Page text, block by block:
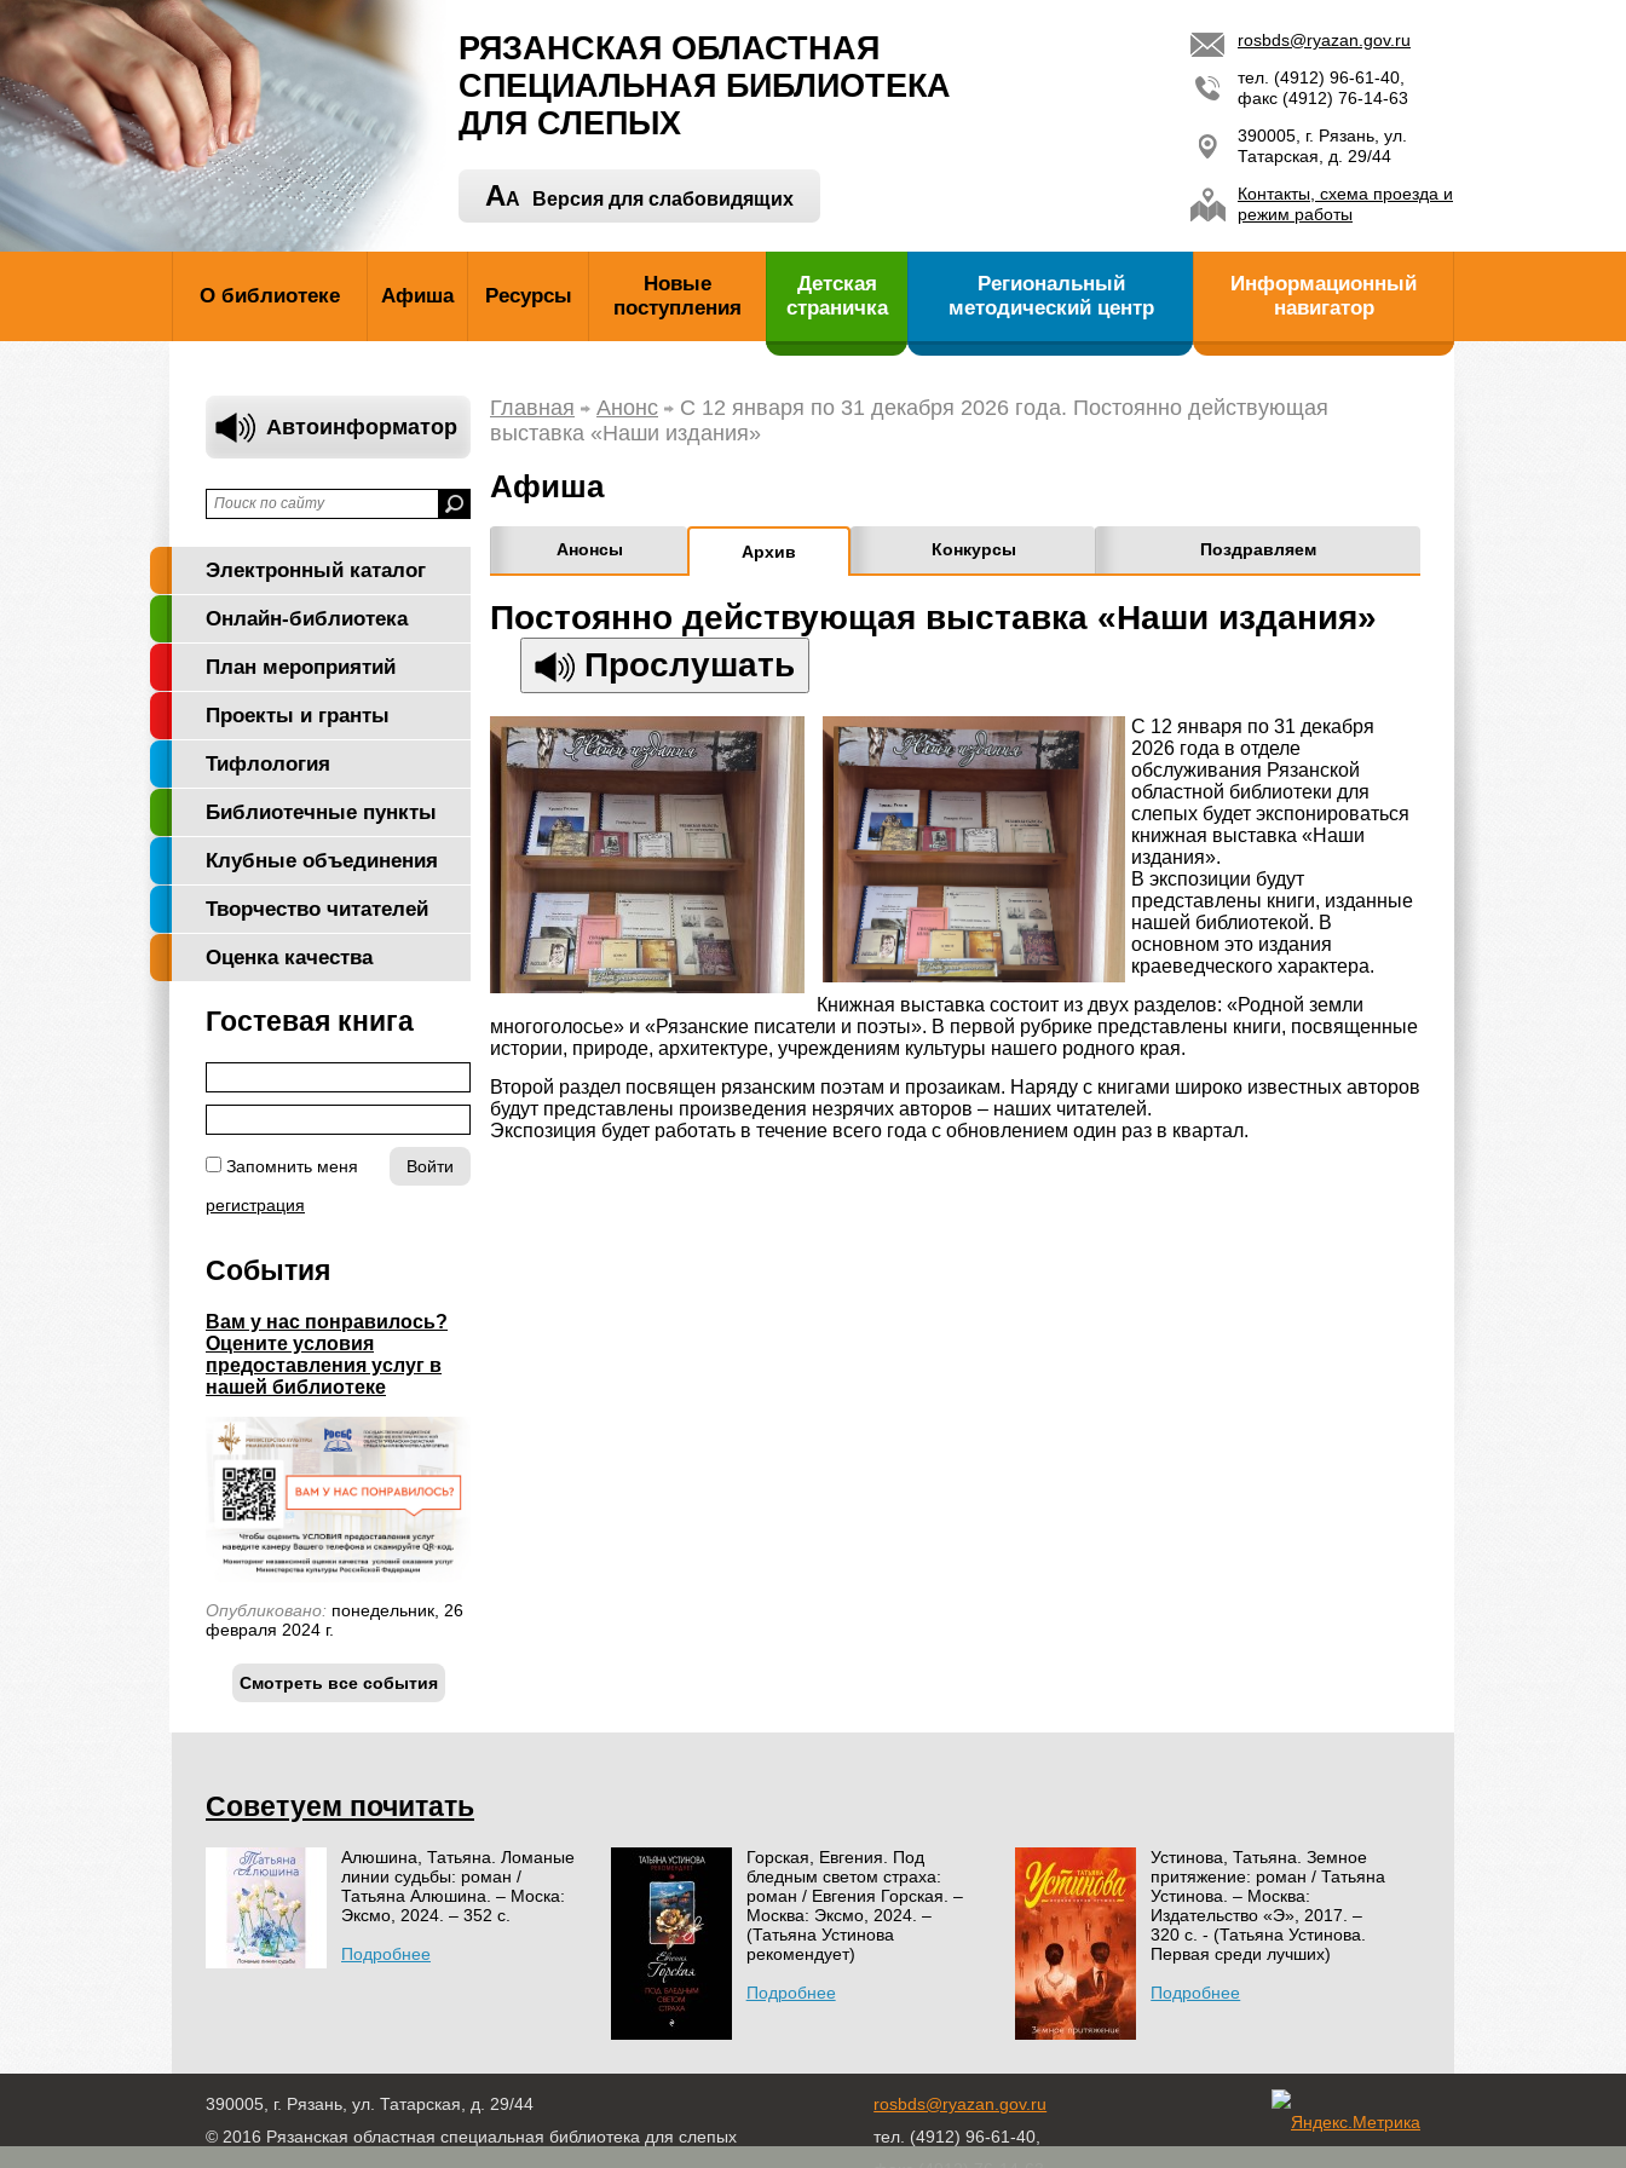
РЯЗАНСКАЯ ОБЛАСТНАЯ
СПЕЦИАЛЬНАЯ БИБЛИОТЕКА
ДЛЯ СЛЕПЫХ
AA Версия для слабовидящих
rosbds@ryazan.gov.ru
тел. (4912) 96-61-40,
факс (4912) 76-14-63
390005, г. Рязань, ул.
Татарская, д. 29/44
Контакты, схема проезда и
режим работы
О библиотеке Афиша Ресурсы
Новые
поступления
Детская
страничка
Региональный
методический центр
Информационный
навигатор
Автоинформатор
Электронный каталог
Онлайн-библиотека
"Логос"
План мероприятий
Проекты и гранты
Тифлология
Библиотечные пункты
Клубные объединения
Творчество читателей
Оценка качества
Гостевая книга
Запомнить меня
регистрация
События
Вам у нас понравилось?
Оцените условия
предоставления услуг в
нашей библиотеке
Опубликовано: понедельник, 26
февраля 2024 г.
Смотреть все события
Главная Анонс
С 12 января по 31 декабря 2026 года. Постоянно действующая
выставка «Наши издания»
Афиша
Анонсы Архив Конкурсы Поздравляем
Постоянно действующая выставка «Наши издания»
Прослушать
С 12 января по 31 декабря
2026 года в отделе
обслуживания Рязанской
областной библиотеки для
слепых будет экспонироваться
книжная выставка «Наши
издания».
В экспозиции будут
представлены книги, изданные
нашей библиотекой. В
основном это издания
краеведческого характера.
Книжная выставка состоит из двух разделов: «Родной земли
многоголосье» и «Рязанские писатели и поэты». В первой рубрике представлены книги, посвященные
истории, природе, архитектуре, учреждениям культуры нашего родного края.
Второй раздел посвящен рязанским поэтам и прозаикам. Наряду с книгами широко известных авторов
будут представлены произведения незрячих авторов – наших читателей.
Экспозиция будет работать в течение всего года с обновлением один раз в квартал.
Советуем почитать
Алюшина, Татьяна. Ломаные
линии судьбы: роман /
Татьяна Алюшина. – Моска:
Эксмо, 2024. – 352 с.
Подробнее
Горская, Евгения. Под
бледным светом страха:
роман / Евгения Горская. –
Москва: Эксмо, 2024. –
(Татьяна Устинова
рекомендует)
Подробнее
Устинова, Татьяна. Земное
притяжение: роман / Татьяна
Устинова. – Москва:
Издательство «Э», 2017. –
320 с. - (Татьяна Устинова.
Первая среди лучших)
Подробнее
390005, г. Рязань, ул. Татарская, д. 29/44
© 2016 Рязанская областная специальная библиотека для слепых
rosbds@ryazan.gov.ru
тел. (4912) 96-61-40,